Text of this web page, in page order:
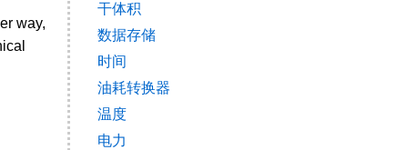
way,
干体积
数据存储
时间
油耗转换器
温度
电力